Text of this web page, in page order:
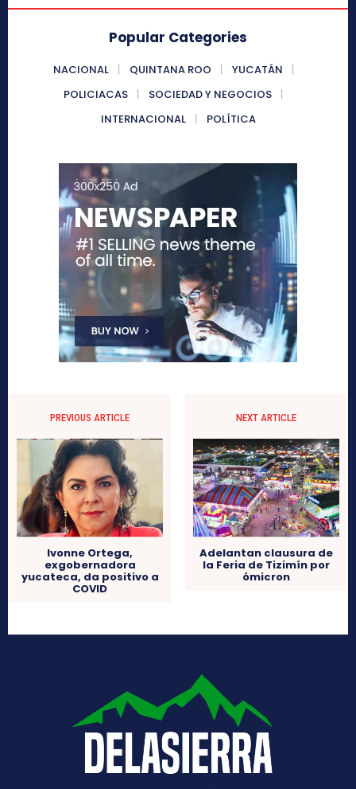
Popular Categories
NACIONAL QUINTANA ROO
YUCATÁN
POLICIACAS
SOCIEDAD Y NEGOCIOS
INTERNACIONAL
POLÍTICA
PREVIOUS ARTICLE
Ivonne Ortega,
exgobernadora
yucateca, da positivo a
COVID
NEXT ARTICLE
Adelantan clausura de
la Feria de Tizimín por
ómicron